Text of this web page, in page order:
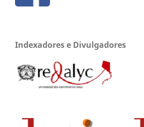
Indexadores e Divulgadores